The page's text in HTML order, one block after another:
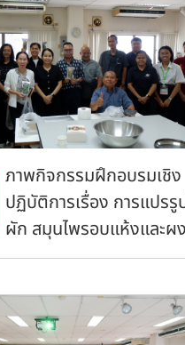
ภาพกิจกรรมฝึกอบรมเชิง
ปฏิบัติการเรื่อง การแปรรู
ผัก สมุนไพรอบแห้งและผง
พร้อมชงโดยใช้ตู้อบลมร้อ